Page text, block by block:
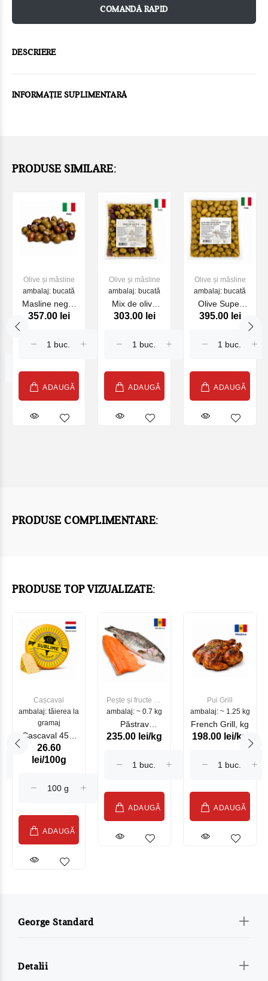
COMANDĂ RAPID
DESCRIERE
INFORMAȚIE SUPLIMENTARĂ
PRODUSE SIMILARE:
Olive și măsline
ambalaj: bucată
Masline negre
uscate SATOS
357.00 lei
ADAUGĂ
Olive și măsline
ambalaj: bucată
Mix de olive
SATOS 1.5 kg
303.00 lei
ADAUGĂ
Olive și măsline
ambalaj: bucată
Olive Super
Giganti fara
simburi SATOS
1.4 kg
395.00 lei
ADAUGĂ
PRODUSE COMPLIMENTARE:
PRODUSE TOP VIZUALIZATE:
Cașcaval
ambalaj: tăierea la
gramaj
Cascaval 45%
Maasdam
Sublime Cow
26.60
lei/100g
ADAUGĂ
Pește și fructe de
mare
ambalaj: ~ 0.7 kg
Păstrav
Somonat
235.00 lei/kg
ADAUGĂ
Pui Grill
ambalaj: ~ 1.25 kg
French Grill, kg
198.00 lei/kg
ADAUGĂ
George Standard
Detalii